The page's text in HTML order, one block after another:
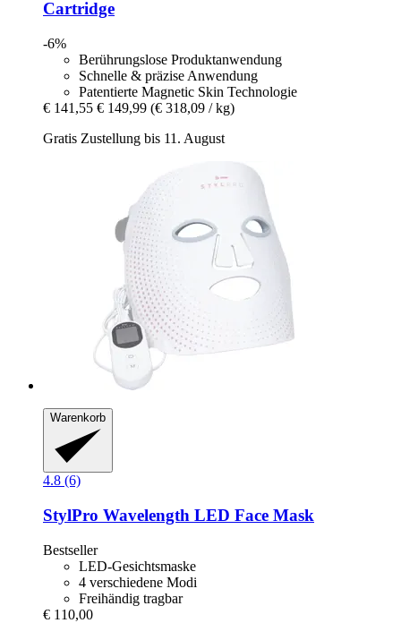
Cartridge
-6%
Berührungslose Produktanwendung
Schnelle & präzise Anwendung
Patentierte Magnetic Skin Technologie
€ 141,55 € 149,99 (€ 318,09 / kg)
Gratis Zustellung bis 11. August
Warenkorb
4.8 (6)
StylPro Wavelength LED Face Mask
Bestseller
LED-Gesichtsmaske
4 verschiedene Modi
Freihändig tragbar
€ 110,00